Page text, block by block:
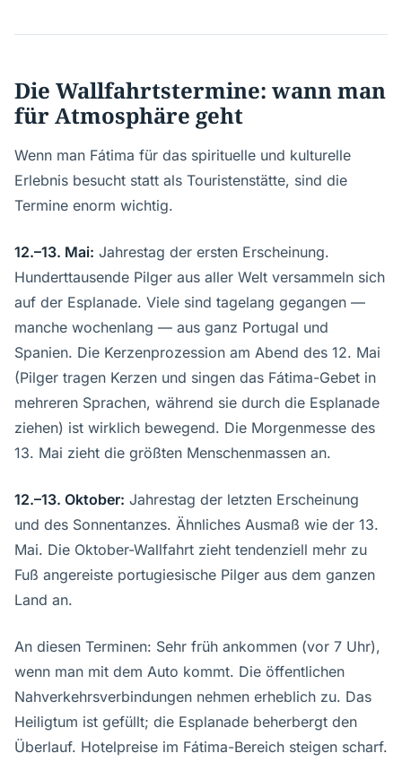
Die Wallfahrtstermine: wann man
für Atmosphäre geht
Wenn man Fátima für das spirituelle und kulturelle
Erlebnis besucht statt als Touristenstätte, sind die
Termine enorm wichtig.
12.–13. Mai: Jahrestag der ersten Erscheinung.
Hunderttausende Pilger aus aller Welt versammeln sich
auf der Esplanade. Viele sind tagelang gegangen —
manche wochenlang — aus ganz Portugal und
Spanien. Die Kerzenprozession am Abend des 12. Mai
(Pilger tragen Kerzen und singen das Fátima-Gebet in
mehreren Sprachen, während sie durch die Esplanade
ziehen) ist wirklich bewegend. Die Morgenmesse des
13. Mai zieht die größten Menschenmassen an.
12.–13. Oktober: Jahrestag der letzten Erscheinung
und des Sonnentanzes. Ähnliches Ausmaß wie der 13.
Mai. Die Oktober-Wallfahrt zieht tendenziell mehr zu
Fuß angereiste portugiesische Pilger aus dem ganzen
Land an.
An diesen Terminen: Sehr früh ankommen (vor 7 Uhr),
wenn man mit dem Auto kommt. Die öffentlichen
Nahverkehrsverbindungen nehmen erheblich zu. Das
Heiligtum ist gefüllt; die Esplanade beherbergt den
Überlauf. Hotelpreise im Fátima-Bereich steigen scharf.